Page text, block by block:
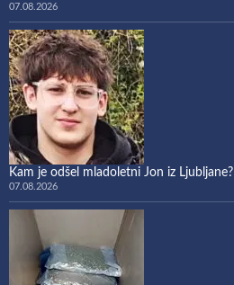
07.08.2026
Kam je odšel mladoletni Jon iz Ljubljane?
07.08.2026